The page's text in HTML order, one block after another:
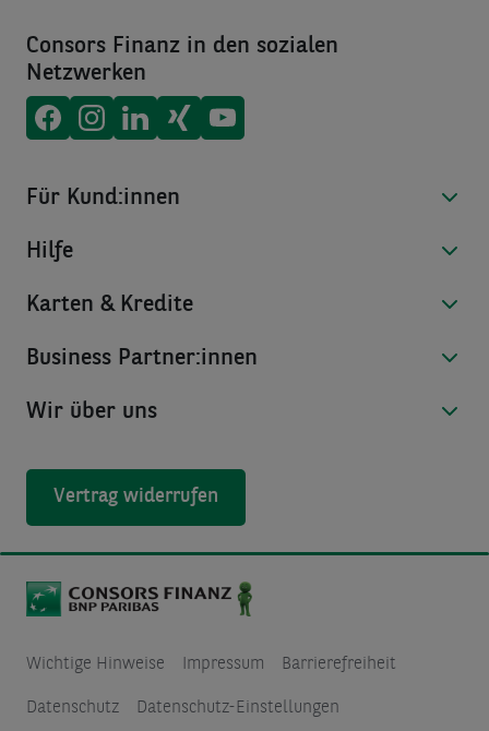
Consors Finanz in den sozialen
Netzwerken
Consors Finanz aufFacebook
Consors Finanz auf
Consors Finanz auf
Consors Finanz auf
Consors Finanz auf
Für Kund:innen
Hilfe
Karten & Kredite
Business Partner:innen
Wir über uns
Vertrag widerrufen
Wichtige Hinweise Impressum Barrierefreiheit
Datenschutz Datenschutz-Einstellungen